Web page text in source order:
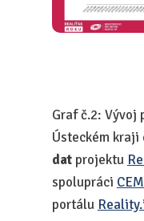
Graf č.2: Vývoj
Ústeckém kraji
dat projektu
spolupráci
portálu